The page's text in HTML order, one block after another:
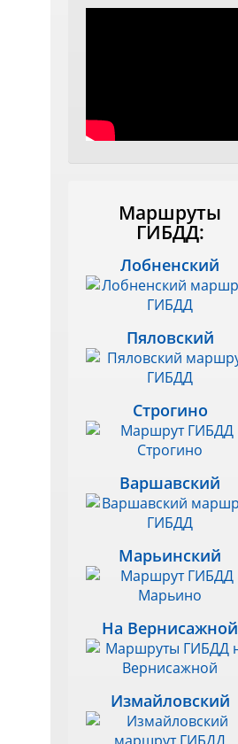
Маршруты
ГИБДД:
Лобненский
Пяловский
Строгино
Варшавский
Марьинский
На Вернисажной
Измайловский